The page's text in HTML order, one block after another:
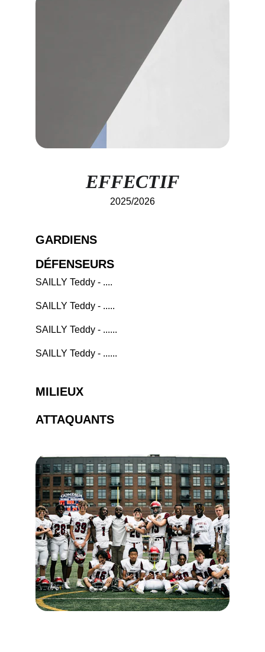
EFFECTIF
2025/2026
MILIEUX
ATTAQUANTS
GARDIENS
SAILLY Teddy - ....
DÉFENSEURS
SAILLY Teddy - .....
SAILLY Teddy - ......
SAILLY Teddy - ......